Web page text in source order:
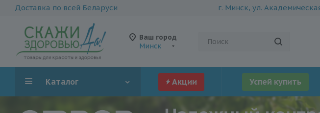
Доставка по всей Беларуси г. Минск, ул.
Ваш город
Минск
Каталог Акции Успей купить